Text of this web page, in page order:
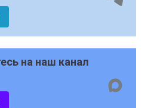
на наш канал